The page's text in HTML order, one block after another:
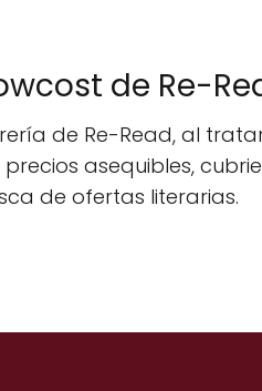
de Re-
de Re-Read, al
asequibles,
de ofertas literarias.